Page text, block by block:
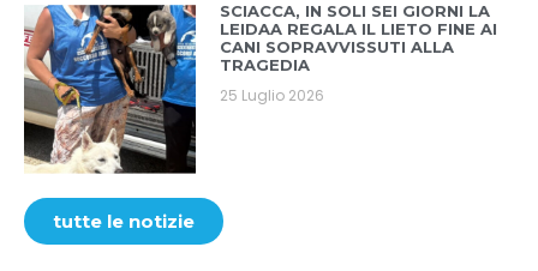
SCIACCA, IN SOLI SEI GIORNI LA
LEIDAA REGALA IL LIETO FINE AI
CANI SOPRAVVISSUTI ALLA
TRAGEDIA
25 Luglio 2026
tutte le notizie